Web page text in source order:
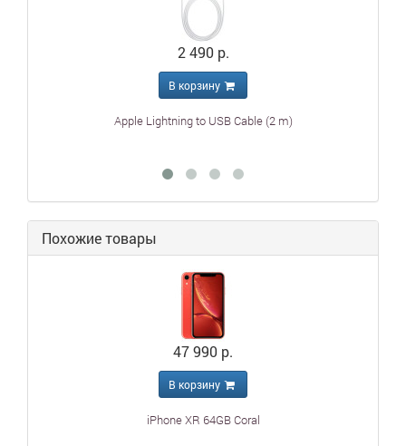
2 490 р.
В корзину
Apple Lightning to USB Cable (2 m)
Похожие товары
47 990 р.
В корзину
iPhone XR 64GB Coral